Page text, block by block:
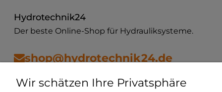
Hydrotechnik24
Der beste Online-Shop für Hydrauliksysteme.
shop@hydrotechnik24.de
Wir schätzen Ihre Privatsphäre